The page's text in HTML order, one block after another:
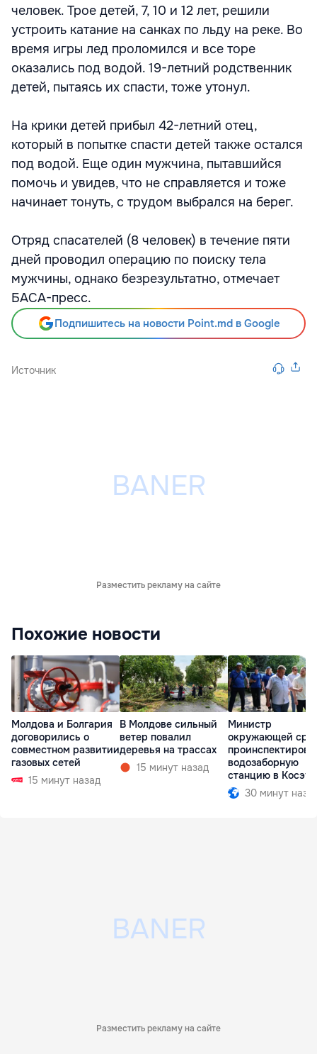
человек. Трое детей, 7, 10 и 12 лет, решили
устроить катание на санках по льду на реке. Во
время игры лед проломился и все торе
оказались под водой. 19-летний родственник
детей, пытаясь их спасти, тоже утонул.
На крики детей прибыл 42-летний отец,
который в попытке спасти детей также остался
под водой. Еще один мужчина, пытавшийся
помочь и увидев, что не справляется и тоже
начинает тонуть, с трудом выбрался на берег.
Отряд спасателей (8 человек) в течение пяти
дней проводил операцию по поиску тела
мужчины, однако безрезультатно, отмечает
БАСА-пресс.
Подпишитесь на новости Point.md в Google
Источник
Разместить рекламу на сайте
Похожие новости
Молдова и Болгария
договорились о
совместном развитии
газовых сетей
15 минут назад
В Молдове сильный
ветер повалил
деревья на трассах
15 минут назад
Министр
окружающей
водозаборную
станцию в
30 минут
Разместить рекламу на сайте